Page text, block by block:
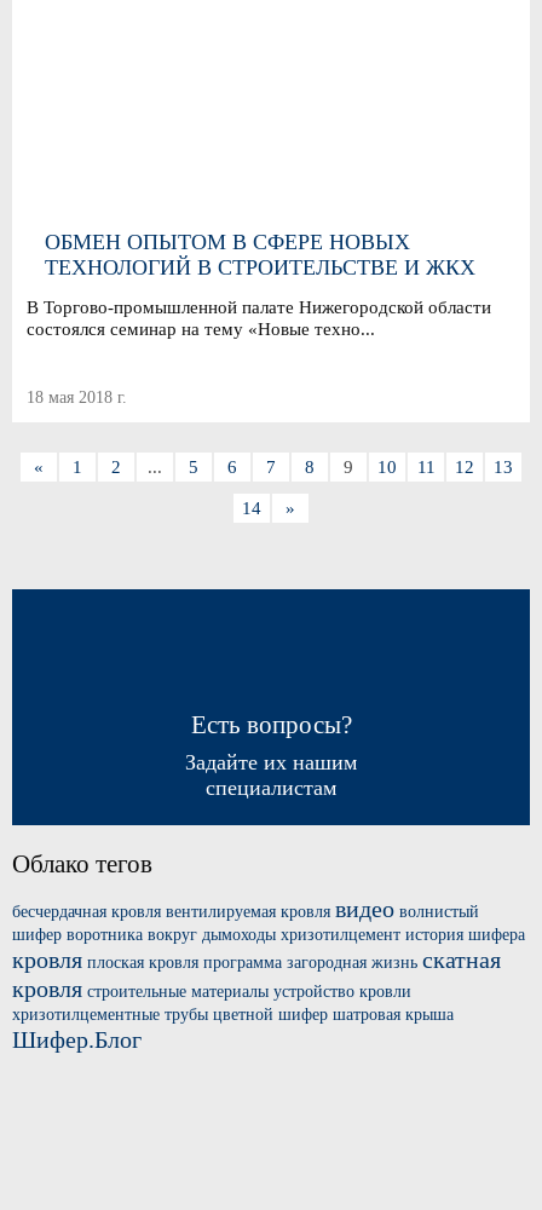
ОБМЕН ОПЫТОМ В СФЕРЕ НОВЫХ
ТЕХНОЛОГИЙ В СТРОИТЕЛЬСТВЕ И ЖКХ
В Торгово-промышленной палате Нижегородской области
состоялся семинар на тему «Новые техно...
18 мая 2018 г.
« 1 2 ... 5 6 7 8 9 10 11 12 13
14 »
Есть вопросы?
Задайте их нашим
специалистам
Облако тегов
бесчердачная кровля вентилируемая кровля видео волнистый
шифер воротника вокруг дымоходы хризотилцемент история шифера
кровля плоская кровля программа загородная жизнь скатная
кровля строительные материалы устройство кровли
хризотилцементные трубы цветной шифер шатровая крыша
Шифер.Блог